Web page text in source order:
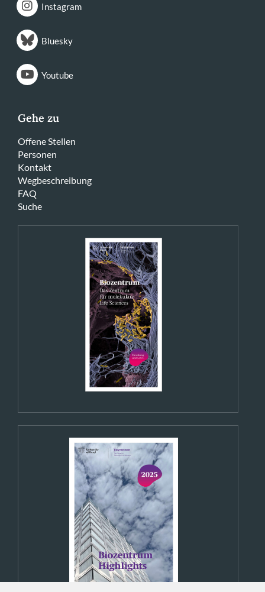
Instagram
Bluesky
Youtube
Gehe zu
Offene Stellen
Personen
Kontakt
Wegbeschreibung
FAQ
Suche